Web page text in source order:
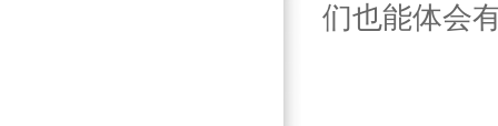
们也能体会